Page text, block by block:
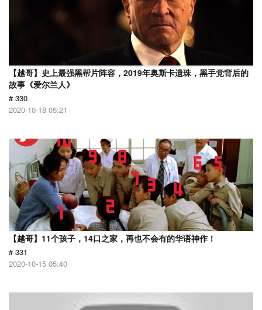
【越哥】史上最强黑帮片阵容，2019年奥斯卡遗珠，黑手党背后的
故事《爱尔兰人》
# 330
2020-10-18 05:21
【越哥】11个孩子，14口之家，再也不会有的华语神作！
# 331
2020-10-15 05:40